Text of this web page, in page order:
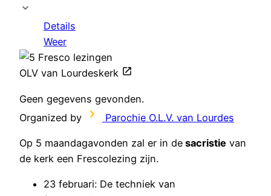
Details
Weer
OLV van Lourdeskerk
Geen gegevens gevonden.
Organized by
Parochie O.L.V. van Lourdes
Op 5 maandagavonden zal er in de sacristie van
de kerk een Frescolezing zijn.
23 februari: De techniek van